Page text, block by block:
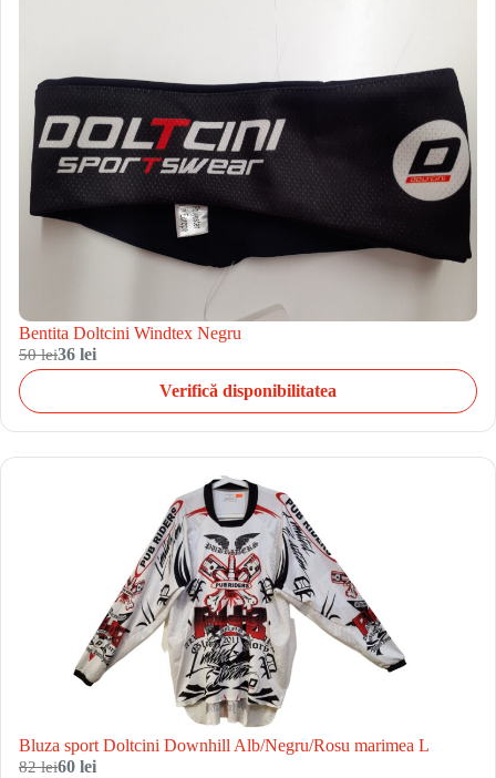
Bentita Doltcini Windtex Negru
50 lei36 lei
Verifică disponibilitatea
Bluza sport Doltcini Downhill Alb/Negru/Rosu marimea L
82 lei60 lei